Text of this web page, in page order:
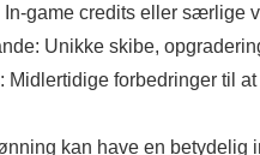
In-game credits eller særlige
Unikke skibe,
Midlertidige forbedringer til
kan have en betydelig